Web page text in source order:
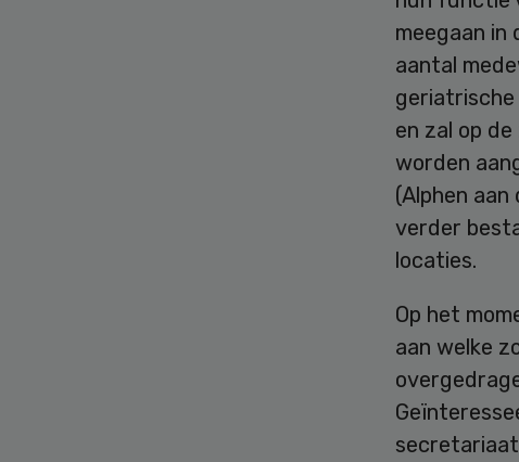
meegaan in
aantal
en zal op
worden
(Alphen
verder
locaties.
Op het
aan welke
secretariaat